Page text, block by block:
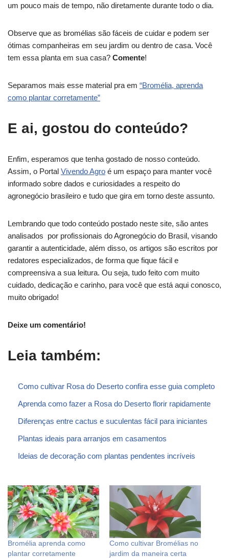
um pouco mais de tempo, não diretamente durante todo o dia.
Observe que as bromélias são fáceis de cuidar e podem ser
ótimas companheiras em seu jardim ou dentro de casa. Você
tem essa planta em sua casa? Comente!
Separamos mais esse material pra em “Bromélia, aprenda
como plantar corretamente”
E ai, gostou do conteúdo?
Enfim, esperamos que tenha gostado de nosso conteúdo.
Assim, o Portal Vivendo Agro é um espaço para manter você
informado sobre dados e curiosidades a respeito do
agronegócio brasileiro e tudo que gira em torno deste assunto.
Lembrando que todo conteúdo postado neste site, são antes
analisados por profissionais do Agronegócio do Brasil, visando
garantir a autenticidade, além disso, os artigos são escritos por
redatores especializados, de forma que fique fácil e
compreensiva a sua leitura. Ou seja, tudo feito com muito
cuidado, dedicação e carinho, para você que está aqui conosco,
muito obrigado!
Deixe um comentário!
Leia também:
Como cultivar Rosa do Deserto confira esse guia completo
Aprenda como fazer a Rosa do Deserto florir rapidamente
Diferenças entre cactus e suculentas fácil para iniciantes
Plantas ideais para arranjos em casamentos
Ideias de decoração com plantas pendentes incríveis
Bromélia aprenda como
plantar corretamente
Como cultivar Bromélias no
jardim da maneira certa